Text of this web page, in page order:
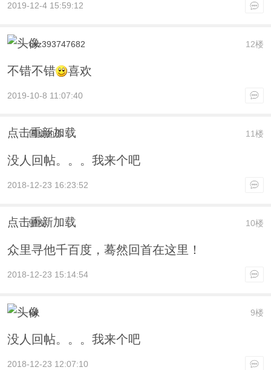
2019-12-4 15:59:12
12楼
cxz393747682
不错不错 喜欢
2019-10-8 11:07:40
点击重新加载 11楼
同桌的你
没人回帖。。。我来个吧
2018-12-23 16:23:52
点击重新加载 10楼
驴友
众里寻他千百度，蓦然回首在这里！
2018-12-23 15:14:54
9楼
lol
没人回帖。。。我来个吧
2018-12-23 12:07:10